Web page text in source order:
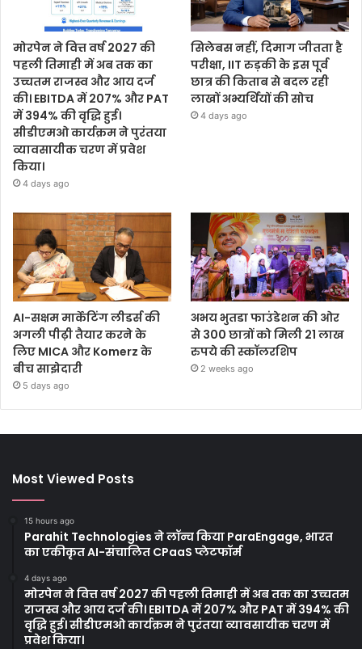
मोरपेन ने वित्त वर्ष 2027 की
पहली तिमाही में अब तक का
उच्चतम राजस्व और आय दर्ज
की। EBITDA में 207% और PAT
में 394% की वृद्धि हुई।
सीडीएमओ कार्यक्रम ने पुरंतया
व्यावसायीक चरण में प्रवेश
किया।
4 days ago
सिलेबस नहीं, दिमाग जीतता है
परीक्षा, IIT रुड़की के इस पूर्व
छात्र की किताब से बदल रही
लाखों अभ्यर्थियों की सोच
4 days ago
AI-सक्षम मार्केटिंग लीडर्स की
अगली पीढ़ी तैयार करने के
लिए MICA और Komerz के
बीच साझेदारी
5 days ago
अभय भुतडा फाउंडेशन की ओर
से 300 छात्रों को मिली 21 लाख
रुपये की स्कॉलरशिप
2 weeks ago
Most Viewed Posts
15 hours ago
Parahit Technologies ने लॉन्च किया ParaEngage, भारत
का एकीकृत AI-संचालित CPaaS प्लेटफॉर्म
4 days ago
मोरपेन ने वित्त वर्ष 2027 की पहली तिमाही में अब तक का उच्चतम
राजस्व और आय दर्ज की। EBITDA में 207% और PAT में 394% की
वृद्धि हुई। सीडीएमओ कार्यक्रम ने पुरंतया व्यावसायीक चरण में
प्रवेश किया।